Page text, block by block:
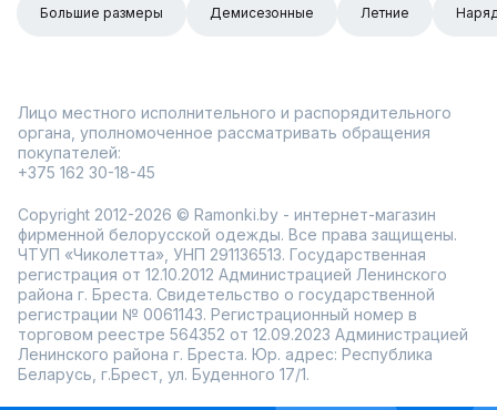
Большие размеры Демисезонные Летние
Лицо местного исполнительного и распорядительного
органа, уполномоченное рассматривать обращения
покупателей:
+375 162 30-18-45
Copyright 2012-2026 © Ramonki.by - интернет-магазин
фирменной белорусской одежды. Все права защищены.
ЧТУП «Чиколетта», УНП 291136513. Государственная
регистрация от 12.10.2012 Администрацией Ленинского
района г. Бреста. Свидетельство о государственной
регистрации № 0061143. Регистрационный номер в
торговом реестре 564352 от 12.09.2023 Администрацией
Ленинского района г. Бреста. Юр. адрес: Республика
Беларусь, г.Брест, ул. Буденного 17/1.